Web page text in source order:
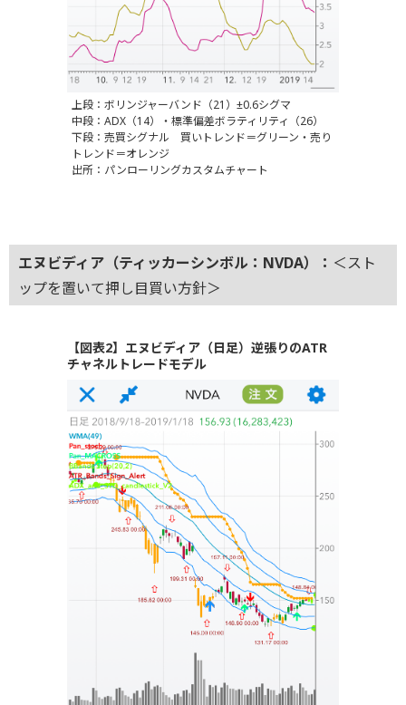
上段：ボリンジャーバンド（21）±0.6シグマ
中段：ADX（14）・標準偏差ボラティリティ（26）
下段：売買シグナル 買いトレンド＝グリーン・売り
トレンド＝オレンジ
出所：パンローリングカスタムチャート
エヌビディア（ティッカーシンボル：NVDA）： ＜スト
ップを置いて押し目買い方針＞
【図表2】エヌビディア（日足）逆張りのATR
チャネルトレードモデル